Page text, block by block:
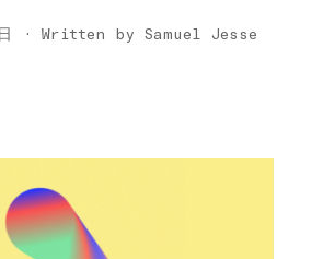
日 · Written by Samuel Jesse